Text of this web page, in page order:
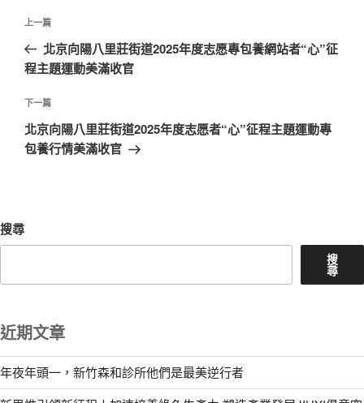
文
導
覽
上
一
篇
章
上一篇
北京向陽八里莊街道2025年度志愿專包養網站者“心”征
程主題運動美滿收官
下
一
篇
下一篇
北京向陽八里莊街道2025年度志愿者“心”征程主題運動專
包養行情美滿收官
搜尋
搜
尋
近期文章
年夜年頭一，新竹森和診所他們是最美逆行者